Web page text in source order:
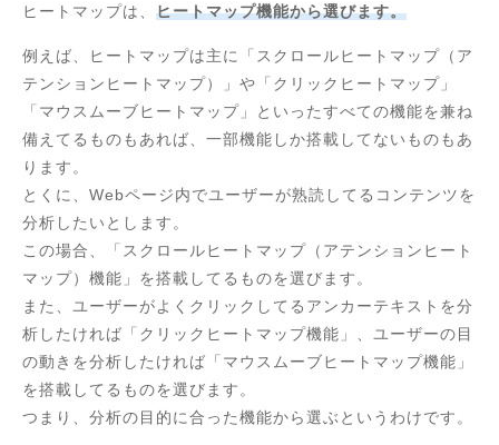
ヒートマップは、 ヒートマップ機能から選びます。
例えば、ヒートマップは主に「スクロールヒートマップ（ア
テンションヒートマップ）」や「クリックヒートマップ」
「マウスムーブヒートマップ」といったすべての機能を兼ね
備えてるものもあれば、一部機能しか搭載してないものもあ
ります。
とくに、Webページ内でユーザーが熟読してるコンテンツを
分析したいとします。
この場合、「スクロールヒートマップ（アテンションヒート
マップ）機能」を搭載してるものを選びます。
また、ユーザーがよくクリックしてるアンカーテキストを分
析したければ「クリックヒートマップ機能」、ユーザーの目
の動きを分析したければ「マウスムーブヒートマップ機能」
を搭載してるものを選びます。
つまり、分析の目的に合った機能から選ぶというわけです。